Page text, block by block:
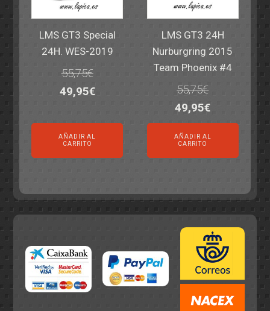
LMS GT3 Special
24H. WES-2019
55,75€
El
original
era:
49,95€El
actual
AÑADIR AL
CARRITO
LMS GT3 24H
Nurburgring 2015
Team Phoenix #4
55,75€
El
precio
original
era:
49,95€El
precio
actual
es:
AÑADIR AL
CARRITO